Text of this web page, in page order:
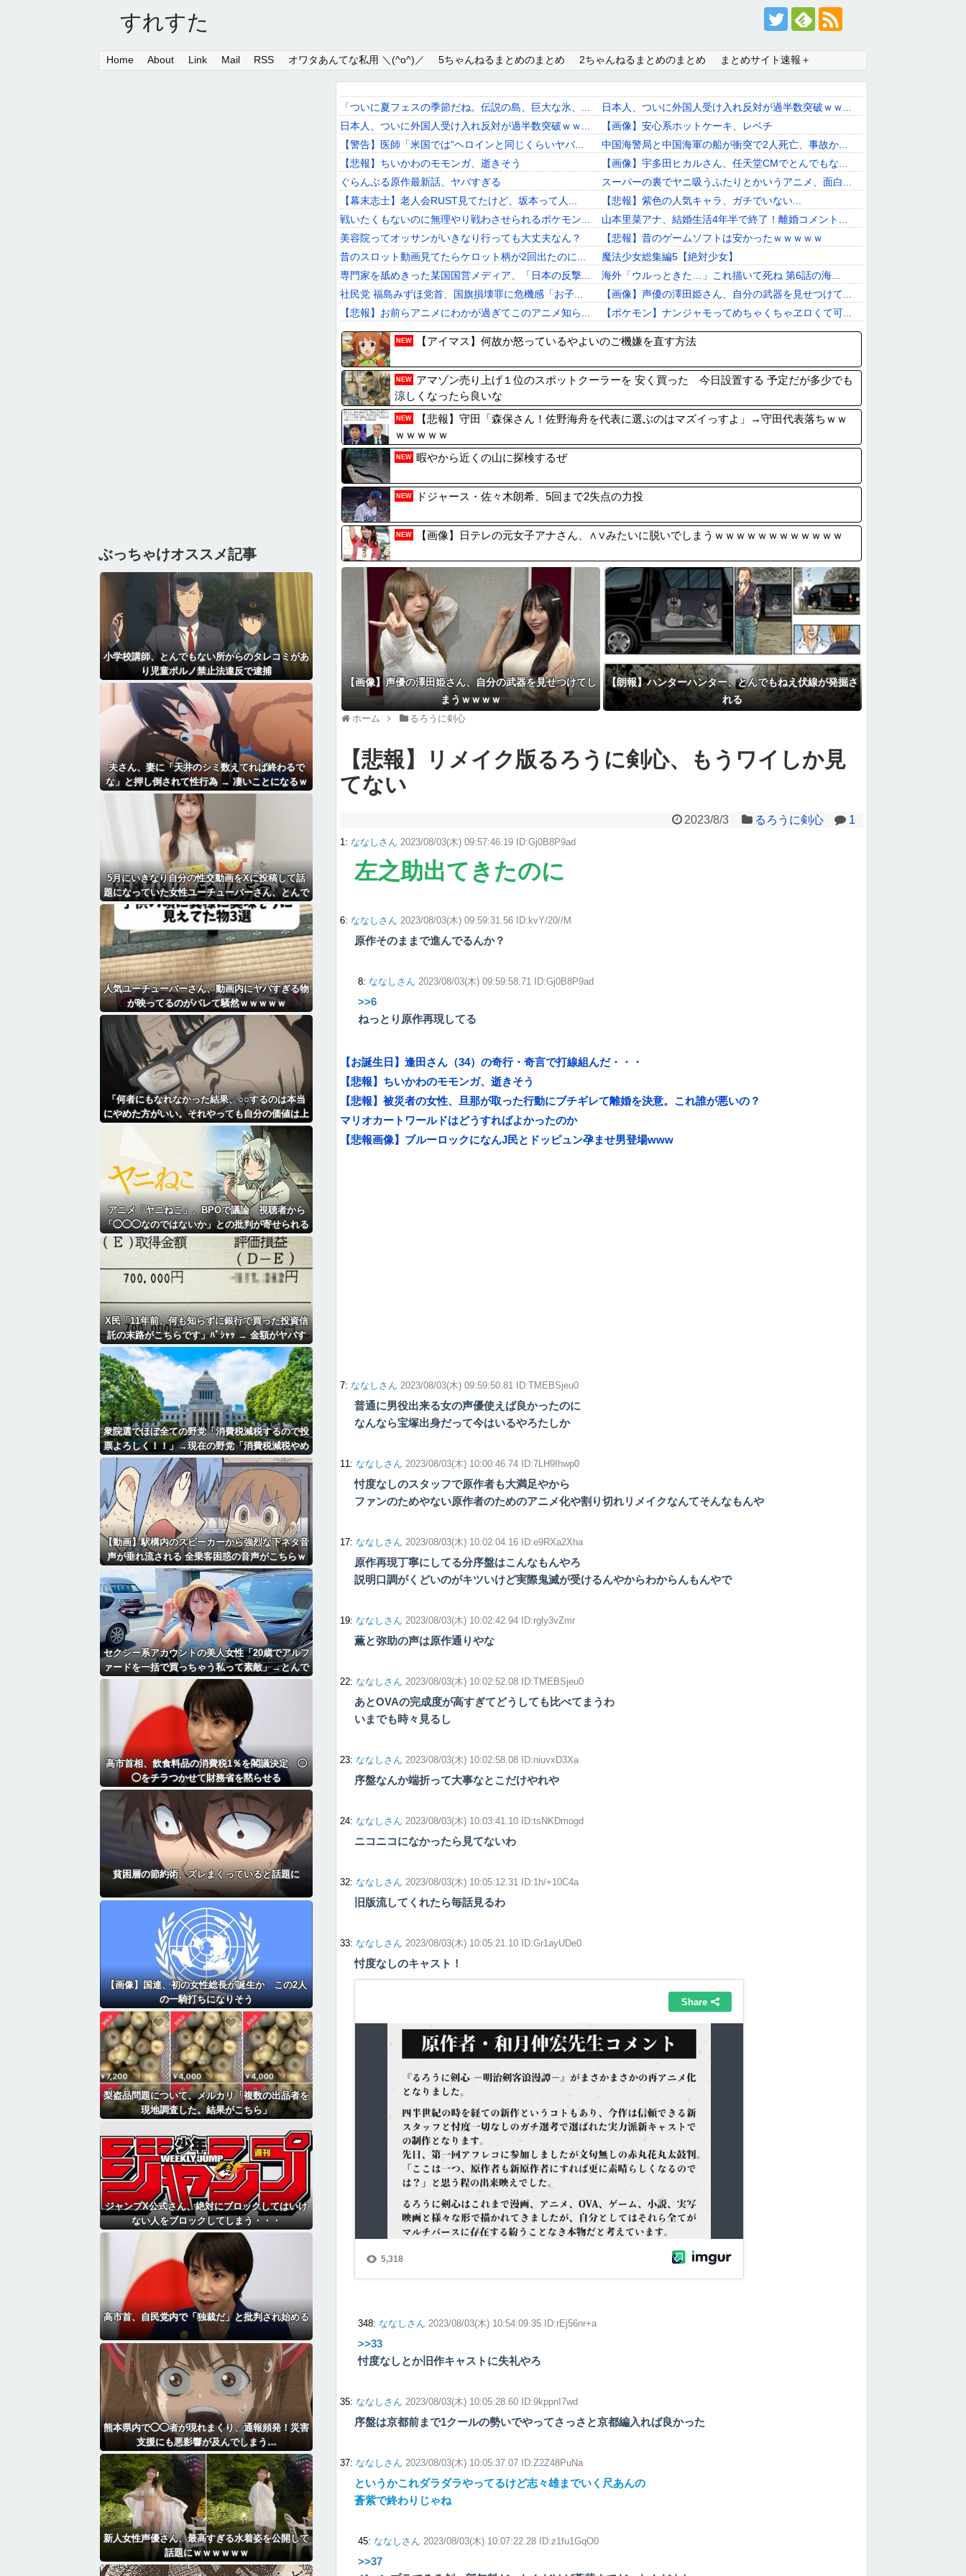
すれすた
Home About Link Mail RSS オワタあんてな私用 ＼(^o^)／ 5ちゃんねるまとめのまとめ 2ちゃんねるまとめのまとめ まとめサイト速報＋
「ついに夏フェスの季節だね。伝説の島、巨大な氷、...
日本人、ついに外国人受け入れ反対が過半数突破ｗｗ...
【警告】医師「米国では”ヘロインと同じくらいヤバ...
【悲報】ちいかわのモモンガ、逝きそう
ぐらんぶる原作最新話、ヤバすぎる
【幕末志士】老人会RUST見てたけど、坂本って人...
戦いたくもないのに無理やり戦わさせられるポケモン...
美容院ってオッサンがいきなり行っても大丈夫なん？
昔のスロット動画見てたらケロット柄が2回出たのに...
専門家を舐めきった某国国営メディア、「日本の反撃...
社民党 福島みずほ党首、国旗損壊罪に危機感「お子...
【悲報】お前らアニメにわかが過ぎてこのアニメ知ら...
【動画】マーベルの新作格ゲー、歴代格ゲーのパロデ...
Switch2版『FF14』緊急メンテでロード時...
【画像】隣家の室外機、ガチのマジでおわるｗｗｗ【...
【画像】隣家の室外機、ガチのマジでおわるｗｗｗ【...
日本人、ついに外国人受け入れ反対が過半数突破ｗｗ...
【画像】安心系ホットケーキ、レベチ
中国海警局と中国海軍の船が衝突で2人死亡、事故か...
【画像】宇多田ヒカルさん、任天堂CMでとんでもな...
スーパーの裏でヤニ吸うふたりとかいうアニメ、面白...
【悲報】紫色の人気キャラ、ガチでいない...
山本里菜アナ、結婚生活4年半で終了！離婚コメント...
【悲報】昔のゲームソフトは安かったｗｗｗｗｗ
魔法少女総集編5【絶対少女】
海外「ウルっときた…」これ描いて死ね 第6話の海...
【画像】声優の澤田姫さん、自分の武器を見せつけて...
【ポケモン】ナンジャモってめちゃくちゃヱロくて可...
【画像】OLさんが職場の弱男と連絡先交換してしま...
サウジ・パキスタン・トルコ3カ国が共同防衛協定締...
【悲報】大物Youtuber、破局を発表😭
甲子園出場校 猛暑と資金難に苦しむ
NEW 【アイマス】何故か怒っているやよいのご機嫌を直す方法
NEW
アマゾン売り上げ１位のスポットクーラーを 安く買った 今日設置する 予定だが多少でも
涼しくなったら良いな
NEW
【悲報】守田「森保さん！佐野海舟を代表に選ぶのはマズイっすよ」→守田代表落ちｗｗ
ｗｗｗｗｗ
NEW 暇やから近くの山に探検するぜ
NEW ドジャース・佐々木朗希、5回まで2失点の力投
NEW 【画像】日テレの元女子アナさん、∧∨みたいに脱いでしまうｗｗｗｗｗｗｗｗｗｗｗｗ
【画像】声優の澤田姫さん、自分の武器を見せつけてし
まうｗｗｗｗ
【朗報】ハンターハンター、とんでもねえ伏線が発掘さ
れる
ホーム るろうに剣心
【悲報】リメイク版るろうに剣心、もうワイしか見
てない
2023/8/3 るろうに剣心 1
1: ななしさん 2023/08/03(木) 09:57:46.19 ID:Gj0B8P9ad
左之助出てきたのに
6: ななしさん 2023/08/03(木) 09:59:31.56 ID:kvY/20//M
原作そのままで進んでるんか？
8: ななしさん 2023/08/03(木) 09:59:58.71 ID:Gj0B8P9ad
>>6
ねっとり原作再現してる
【お誕生日】逢田さん（34）の奇行・奇言で打線組んだ・・・
【悲報】ちいかわのモモンガ、逝きそう
【悲報】被災者の女性、旦那が取った行動にブチギレて離婚を決意。これ誰が悪いの？
マリオカートワールドはどうすればよかったのか
【悲報画像】ブルーロックになんJ民とドッピュン孕ませ男登場www
7: ななしさん 2023/08/03(木) 09:59:50.81 ID:TMEBSjeu0
普通に男役出来る女の声優使えば良かったのに
なんなら宝塚出身だって今はいるやろたしか
11: ななしさん 2023/08/03(木) 10:00:46.74 ID:7LH9Ihwp0
忖度なしのスタッフで原作者も大満足やから
ファンのためやない原作者のためのアニメ化や割り切れリメイクなんてそんなもんや
17: ななしさん 2023/08/03(木) 10:02:04.16 ID:e9RXa2Xha
原作再現丁寧にしてる分序盤はこんなもんやろ
説明口調がくどいのがキツいけど実際鬼滅が受けるんやからわからんもんやで
19: ななしさん 2023/08/03(木) 10:02:42.94 ID:rgly3vZmr
薫と弥助の声は原作通りやな
22: ななしさん 2023/08/03(木) 10:02:52.08 ID:TMEBSjeu0
あとOVAの完成度が高すぎてどうしても比べてまうわ
いまでも時々見るし
23: ななしさん 2023/08/03(木) 10:02:58.08 ID:niuvxD3Xa
序盤なんか端折って大事なとこだけやれや
24: ななしさん 2023/08/03(木) 10:03:41.10 ID:tsNKDmogd
ニコニコになかったら見てないわ
32: ななしさん 2023/08/03(木) 10:05:12.31 ID:1h/+10C4a
旧版流してくれたら毎話見るわ
33: ななしさん 2023/08/03(木) 10:05:21.10 ID:Gr1ayUDe0
忖度なしのキャスト！
348: ななしさん 2023/08/03(木) 10:54:09.35 ID:rEj56nr+a
>>33
忖度なしとか旧作キャストに失礼やろ
35: ななしさん 2023/08/03(木) 10:05:28.60 ID:9kppnI7wd
序盤は京都前まで1クールの勢いでやってさっさと京都編入れば良かった
37: ななしさん 2023/08/03(木) 10:05:37.07 ID:Z2Z48PuNa
というかこれダラダラやってるけど志々雄までいく尺あんの
蒼紫で終わりじゃね
45: ななしさん 2023/08/03(木) 10:07:22.28 ID:z1fu1GqO0
>>37
ぶっちゃけオススメ記事
小学校講師、とんでもない所からのタレコミがあ
り児童ポルノ禁止法違反で逮捕
夫さん、妻に「天井のシミ数えてれば終わるで
な」と押し倒されて性行為 → 凄いことになるｗ
ｗｗｗｗ
5月にいきなり自分の性交動画をXに投稿して話
題になっていた女性ユーチューバーさん、とんで
もないことになっていた・・・
人気ユーチューバーさん、動画内にヤバすぎる物
が映ってるのがバレて騒然ｗｗｗｗｗ
「何者にもなれなかった結果、○○するのは本当
にやめた方がいい。それやっても自分の価値は上
がらない」→各界隈に突き刺さってしまう
アニメ「ヤニねこ」、BPOで議論 視聴者から
「◯◯◯なのではないか」との批判が寄せられる
X民「11年前、何も知らずに銀行で買った投資信
託の末路がこちらです」ﾊﾟｼｬｯ → 金額がヤバす
ぎるｗｗｗｗｗｗ
衆院選でほぼ全ての野党「消費税減税するので投
票よろしく！！」→現在の野党「消費税減税やめ
ろ！！財源はどうするんだ！！」
【動画】駅構内のスピーカーから強烈な下ネタ音
声が垂れ流される 全乗客困惑の音声がこちらｗ
ｗｗｗｗｗ
セクシー系アカウントの美人女性「20歳でアルフ
ァードを一括で買っちゃう私って素敵」→とんで
もないものが映り込んでしまい、終わる
高市首相、飲食料品の消費税1％を閣議決定 ◯
◯をチラつかせて財務省を黙らせる
貧困層の節約術、ズレまくっていると話題に
【画像】国連、初の女性総長が誕生か この2人
の一騎打ちになりそう
梨盗品問題について、メルカリ「複数の出品者を
現地調査した。結果がこちら」
ジャンプX公式さん、絶対にブロックしてはいけ
ない人をブロックしてしまう・・・
高市首、自民党内で「独裁だ」と批判され始める
熊本県内で◯◯者が現れまくり、通報頻発！災害
支援にも悪影響が及んでしまう…
新人女性声優さん、最高すぎる水着姿を公開して
話題にｗｗｗｗｗｗ
Link
Mail
RSS
オワタあんてな私用 ＼(^o^)／
5ちゃんねるまとめのまとめ
2ちゃんねるまとめのまとめ
まとめサイト速報＋